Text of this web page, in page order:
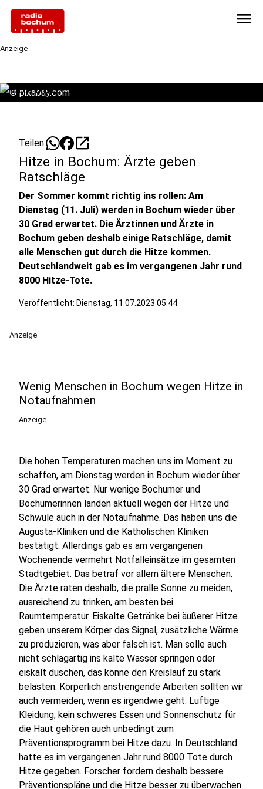
menu
Anzeige
© pixabay.com
Teilen: open_in_new
Hitze in Bochum: Ärzte geben
Ratschläge
Der Sommer kommt richtig ins rollen: Am
Dienstag (11. Juli) werden in Bochum wieder über
30 Grad erwartet. Die Ärztinnen und Ärzte in
Bochum geben deshalb einige Ratschläge, damit
alle Menschen gut durch die Hitze kommen.
Deutschlandweit gab es im vergangenen Jahr rund
8000 Hitze-Tote.
Veröffentlicht: Dienstag, 11.07.2023 05:44
Anzeige
Wenig Menschen in Bochum wegen Hitze in
Notaufnahmen
Anzeige
Die hohen Temperaturen machen uns im Moment zu
schaffen, am Dienstag werden in Bochum wieder über
30 Grad erwartet. Nur wenige Bochumer und
Bochumerinnen landen aktuell wegen der Hitze und
Schwüle auch in der Notaufnahme. Das haben uns die
Augusta-Kliniken und die Katholischen Kliniken
bestätigt. Allerdings gab es am vergangenen
Wochenende vermehrt Notfalleinsätze im gesamten
Stadtgebiet. Das betraf vor allem ältere Menschen.
Die Ärzte raten deshalb, die pralle Sonne zu meiden,
ausreichend zu trinken, am besten bei
Raumtemperatur. Eiskalte Getränke bei äußerer Hitze
geben unserem Körper das Signal, zusätzliche Wärme
zu produzieren, was aber falsch ist. Man solle auch
nicht schlagartig ins kalte Wasser springen oder
eiskalt duschen, das könne den Kreislauf zu stark
belasten. Körperlich anstrengende Arbeiten sollten wir
auch vermeiden, wenn es irgendwie geht. Luftige
Kleidung, kein schweres Essen und Sonnenschutz für
die Haut gehören auch unbedingt zum
Präventionsprogramm bei Hitze dazu. In Deutschland
hatte es im vergangenen Jahr rund 8000 Tote durch
Hitze gegeben. Forscher fordern deshalb bessere
Präventionspläne und die Hitze besser zu überwachen.